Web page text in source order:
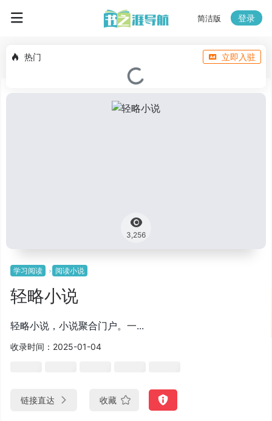
简洁版 登录
热门 立即入驻
3,256
学习阅读 阅读小说
轻略小说
轻略小说，小说聚合门户。一...
收录时间：2025-01-04
链接直达 收藏